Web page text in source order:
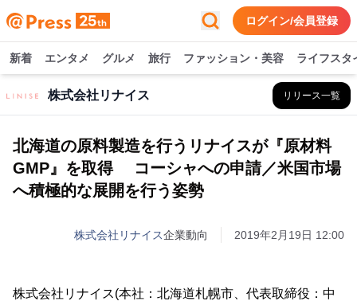
ログイン/会員登録
新着 エンタメ グルメ 旅行 ファッション・美容 ライフスタ
株式会社リナイス リリース一覧
北海道の原料製造を行うリナイスが『原材料
GMP』を取得 コーシャへの申請／米国市場
へ積極的な展開を行う姿勢
株式会社リナイス企業動向 2019年2月19日 12:00
株式会社リナイス(本社：北海道札幌市、代表取締役：中